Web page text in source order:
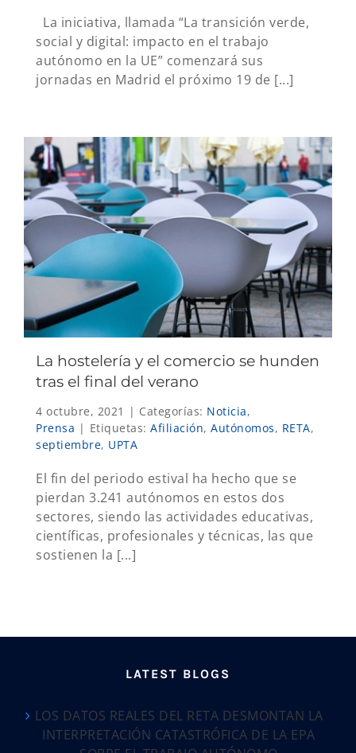
La iniciativa, llamada “La transición verde,
social y digital: impacto en el trabajo
autónomo en la UE” comenzará sus
jornadas en Madrid el próximo 19 de [...]
La hostelería y el comercio se hunden
tras el final del verano
4 octubre, 2021 | Categorías: Noticia,
Prensa | Etiquetas: Afiliación, Autónomos, RETA,
septiembre, UPTA
El fin del periodo estival ha hecho que se
pierdan 3.241 autónomos en estos dos
sectores, siendo las actividades educativas,
científicas, profesionales y técnicas, las que
sostienen la [...]
LATEST BLOGS
LOS DATOS REALES DEL RETA DESMONTAN LA
INTERPRETACIÓN CATASTRÓFICA DE LA EPA